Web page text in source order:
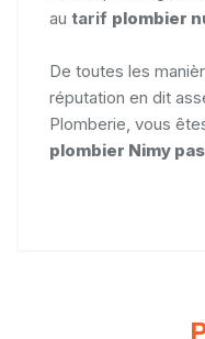
au tarif plombier
De toutes les
réputation en dit
Plomberie, vous
plombier Nimy